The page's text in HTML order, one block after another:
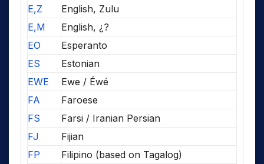
E,Z
English, Zulu
E,M
English, ¿?
EO
Esperanto
ES
Estonian
EWE
Ewe / Éwé
FA
Faroese
FS
Farsi / Iranian Persian
FJ
Fijian
FP
Filipino (based on Tagalog)